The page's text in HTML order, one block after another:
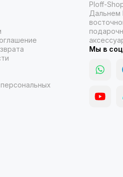
Ploff-
Дальнем
Мы в